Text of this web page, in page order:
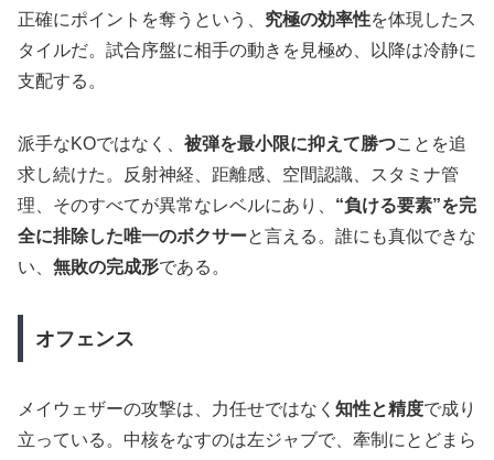
正確にポイントを奪うという、 究極の効率性を体現したス
タイルだ。試合序盤に相手の動きを見極め、以降は冷静に
支配する。
派手なKOではなく、 被弾を最小限に抑えて勝つことを追
求し続けた。反射神経、距離感、空間認識、スタミナ管
理、そのすべてが異常なレベルにあり、 “負ける要素”を完
全に排除した唯一のボクサーと言える。誰にも真似できな
い、 無敗の完成形である。
オフェンス
メイウェザーの攻撃は、力任せではなく 知性と精度で成り
立っている。中核をなすのは左ジャブで、牽制にとどまら